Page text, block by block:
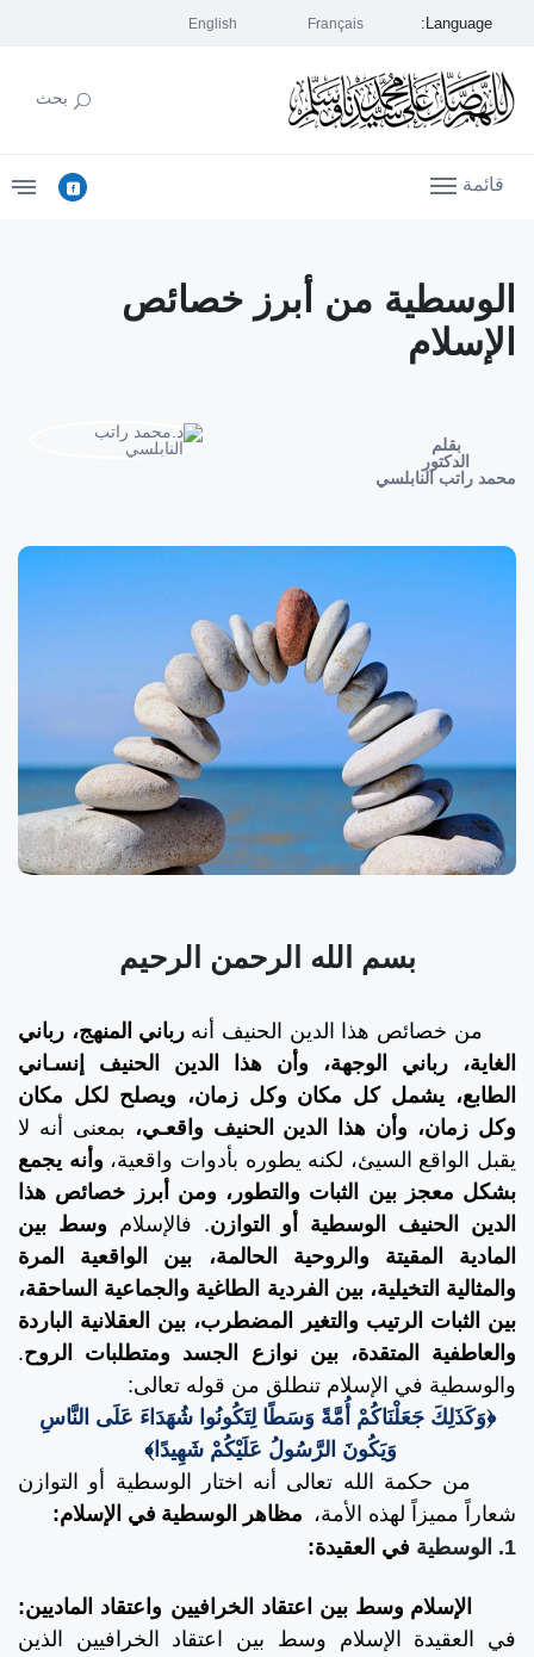
Language:
English Français
بحث
قائمة
الوسطية من أبرز خصائص
الإسلام
بقلم
الدكتور
محمد راتب النابلسي
بسم الله الرحمن الرحيم
من خصائص هذا الدين الحنيف أنهرباني المنهج، رباني
الغاية، رباني الوجهة، وأن هذا الدين الحنيف إنسـاني
الطابع، يشمل كل مكان وكل زمان، ويصلح لكل مكان
وكل زمان، وأن هذا الدين الحنيف واقعـي، بمعنى أنه لا
يقبل الواقع السيئ، لكنه يطوره بأدوات واقعية، وأنه يجمع
بشكل معجز بين الثبات والتطور، ومن أبرز خصائص هذا
الدين الحنيف الوسطية أو التوازن. فالإسلام وسط بين
المادية المقيتة والروحية الحالمة، بين الواقعية المرة
والمثالية التخيلية، بين الفردية الطاغية والجماعية الساحقة،
بين الثبات الرتيب والتغير المضطرب، بين العقلانية الباردة
والعاطفية المتقدة، بين نوازع الجسد ومتطلبات الروح.
والوسطية في الإسلام تنطلق من قوله تعالى:
﴿وَكَذَلِكَ جَعَلْنَاكُمْ أُمَّةً وَسَطًا لِتَكُونُوا شُهَدَاءَ عَلَى النَّاسِ
وَيَكُونَ الرَّسُولُ عَلَيْكُمْ شَهِيدًا﴾
من حكمة الله تعالى أنه اختار الوسطية أو التوازن
شعاراً مميزاً لهذه الأمة، مظاهر الوسطية في الإسلام:
1. الوسطية
في العقيدة:
الإسلام وسط بين اعتقاد الخرافيين واعتقاد الماديين:
في العقيدة الإسلام وسط بين اعتقاد الخرافيين الذين